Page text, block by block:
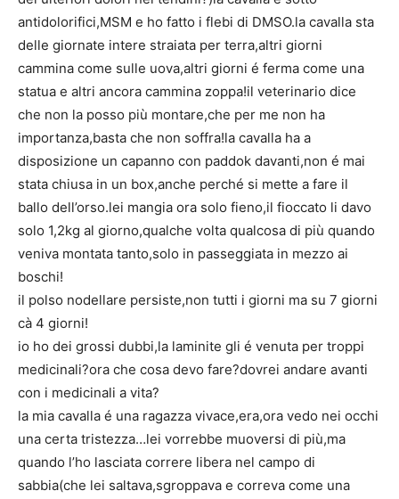
antidolorifici,MSM e ho fatto i flebi di DMSO.la cavalla sta
delle giornate intere straiata per terra,altri giorni
cammina come sulle uova,altri giorni é ferma come una
statua e altri ancora cammina zoppa!il veterinario dice
che non la posso più montare,che per me non ha
importanza,basta che non soffra!la cavalla ha a
disposizione un capanno con paddok davanti,non é mai
stata chiusa in un box,anche perché si mette a fare il
ballo dell’orso.lei mangia ora solo fieno,il fioccato li davo
solo 1,2kg al giorno,qualche volta qualcosa di più quando
veniva montata tanto,solo in passeggiata in mezzo ai
boschi!
il polso nodellare persiste,non tutti i giorni ma su 7 giorni
cà 4 giorni!
io ho dei grossi dubbi,la laminite gli é venuta per troppi
medicinali?ora che cosa devo fare?dovrei andare avanti
con i medicinali a vita?
la mia cavalla é una ragazza vivace,era,ora vedo nei occhi
una certa tristezza…lei vorrebbe muoversi di più,ma
quando l’ho lasciata correre libera nel campo di
sabbia(che lei saltava,sgroppava e correva come una